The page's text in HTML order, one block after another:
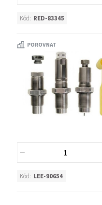
Kód: RED-83345
POROVNAT
Kód: LEE-90654